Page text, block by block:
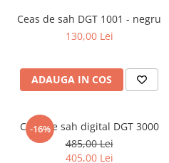
Ceas de sah DGT 1001 - negru
130,00 Lei
ADAUGA IN COS
-16%
Ceas de sah digital DGT 3000
485,00 Lei
405,00 Lei